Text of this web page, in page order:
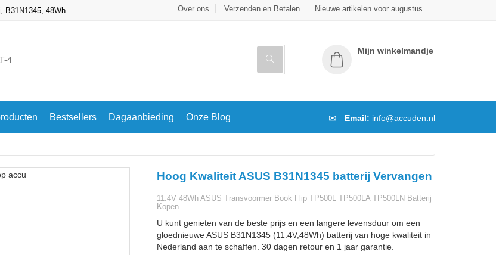
B31N1345, 48Wh Over ons Verzenden en Betalen Nieuwe artikelen voor augustus
Mijn winkelmandje
Bestsellers Dagaanbieding Onze Blog Email: info@accuden.nl
Hoog Kwaliteit ASUS B31N1345 batterij Vervangen
11.4V 48Wh ASUS Transvoormer Book Flip TP500L TP500LA TP500LN Batterij
Kopen
U kunt genieten van de beste prijs en een langere levensduur om een
gloednieuwe ASUS B31N1345 (11.4V,48Wh) batterij van hoge kwaliteit in
Nederland aan te schaffen. 30 dagen retour en 1 jaar garantie.